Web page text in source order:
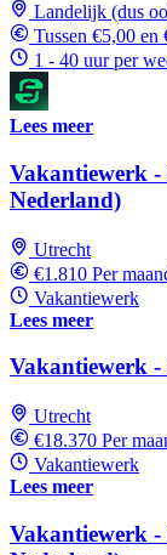
Landelijk (dus
Tussen €5,00 en
1 - 40 uur per
Lees meer
Vakantiewerk -
Nederland)
Utrecht
€1.810 Per
Vakantiewerk
Lees meer
Vakantiewerk -
Utrecht
€18.370 Per
Vakantiewerk
Lees meer
Vakantiewerk -